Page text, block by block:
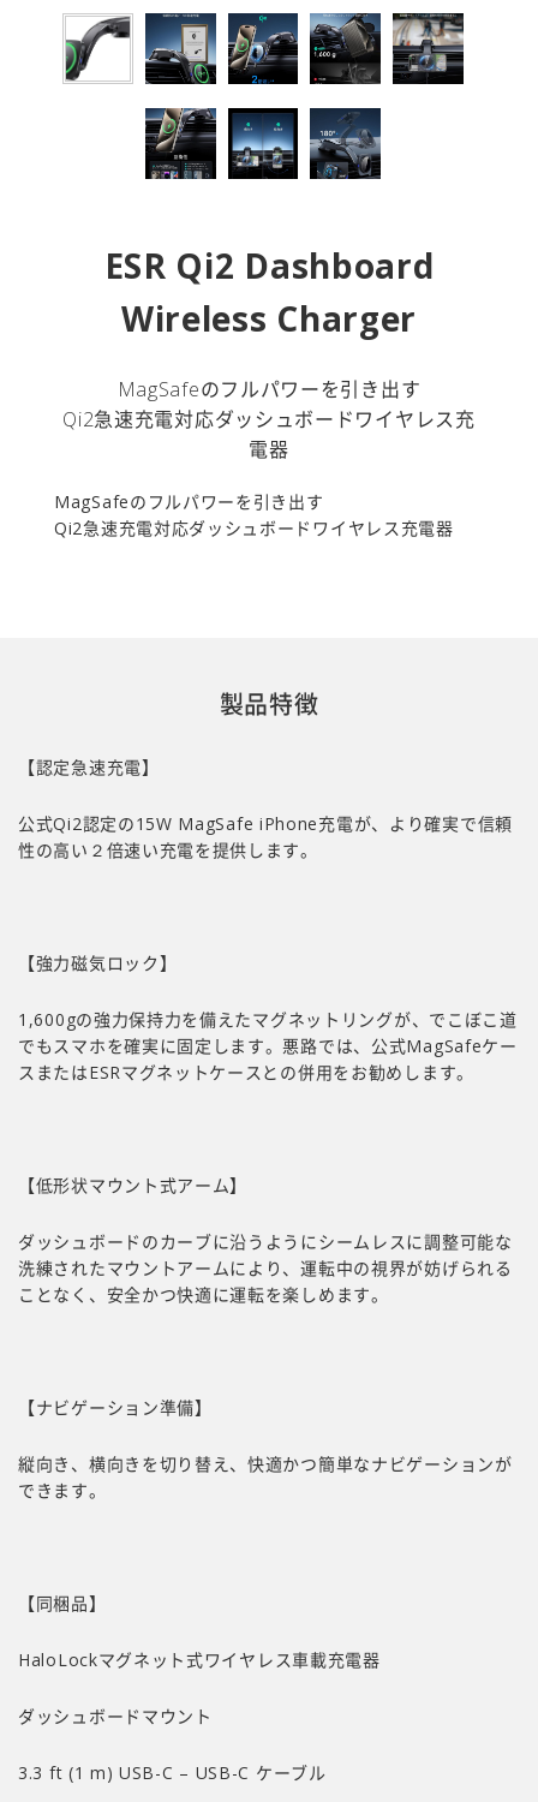
ESR Qi2 Dashboard
Wireless Charger
MagSafeのフルパワーを引き出す
Qi2急速充電対応ダッシュボードワイヤレス充
電器
MagSafeのフルパワーを引き出す
Qi2急速充電対応ダッシュボードワイヤレス充電器
製品特徴
【認定急速充電】
公式Qi2認定の15W MagSafe iPhone充電が、より確実で信頼
性の高い２倍速い充電を提供します。
【強力磁気ロック】
1,600gの強力保持力を備えたマグネットリングが、でこぼこ道
でもスマホを確実に固定します。悪路では、公式MagSafeケー
スまたはESRマグネットケースとの併用をお勧めします。
【低形状マウント式アーム】
ダッシュボードのカーブに沿うようにシームレスに調整可能な
洗練されたマウントアームにより、運転中の視界が妨げられる
ことなく、安全かつ快適に運転を楽しめます。
【ナビゲーション準備】
縦向き、横向きを切り替え、快適かつ簡単なナビゲーションが
できます。
【同梱品】
HaloLockマグネット式ワイヤレス車載充電器
ダッシュボードマウント
3.3 ft (1 m) USB-C – USB-C ケーブル